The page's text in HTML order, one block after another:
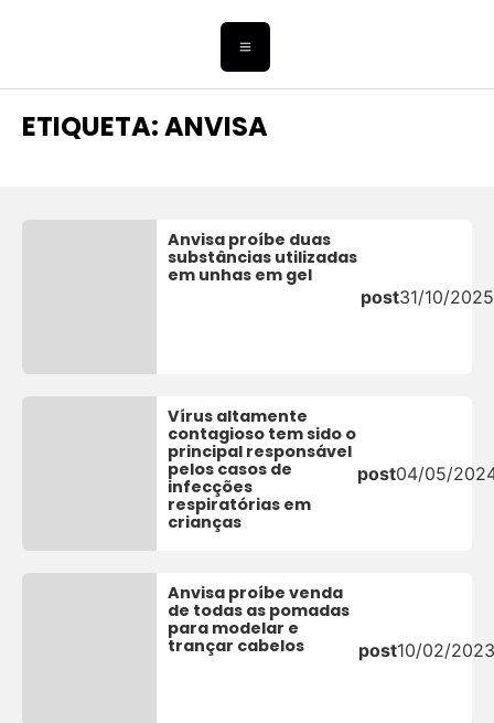
ETIQUETA: ANVISA
Anvisa proíbe duas
substâncias utilizadas
em unhas em gel
post31/10/2025
Vírus altamente
contagioso tem sido o
principal responsável
pelos casos de
infecções
respiratórias em
crianças
post04/05/
Anvisa proíbe venda
de todas as pomadas
para modelar e
trançar cabelos
post10/02/